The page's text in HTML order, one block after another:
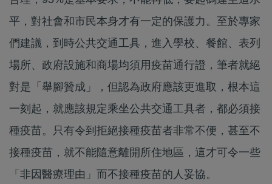
平，對社會和市民本身才有一定的保護力。至於專家
們建議，到時公共交通工具，進入學校、餐館、表列
場所、政府設施和商場均須用疫苗通行證，筆者就絕
對是「舉腳贊成」，但認為政府應該更進取，根本這
一刻起，就應該規定乘坐公共交通工具者，都必須接
種疫苗。只有令到拒絕接種疫苗者非常不便，甚至不
接種疫苗，就不能隨意離開所住地區，這才可令一些
「非因醫療理由」而不接種疫苗的人妥協。